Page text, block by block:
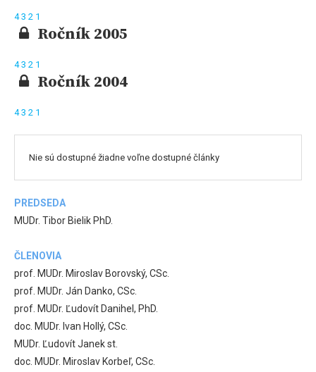
43 2 1
Ročník 2005
43 2 1
Ročník 2004
43 2 1
Nie sú dostupné žiadne voľne dostupné články
PREDSEDA
MUDr. Tibor Bielik PhD.
ČLENOVIA
prof. MUDr. Miroslav Borovský, CSc.
prof. MUDr. Ján Danko, CSc.
prof. MUDr. Ľudovít Danihel, PhD.
doc. MUDr. Ivan Hollý, CSc.
MUDr. Ľudovít Janek st.
doc. MUDr. Miroslav Korbeľ, CSc.